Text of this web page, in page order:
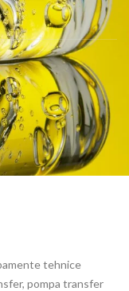
tehnice
, pompa transfer